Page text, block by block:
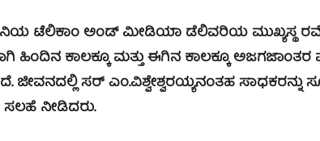
ಟೆಲಿಕಾಂ ಅಂಡ್ ಮೀಡಿಯಾ ಡೆಲಿವರಿಯ ಮುಖ್ಯಸ್ಥ
ಕಾಲಕ್ಕೂ ಮತ್ತು ಈಗಿನ ಕಾಲಕ್ಕೂ ಅಜಗಜಾಂತರ
ಸರ್ ಎಂ.ವಿಶ್ವೇಶ್ವರಯ್ಯನಂತಹ ಸಾಧಕರನ್ನು
ನೀಡಿದರು.